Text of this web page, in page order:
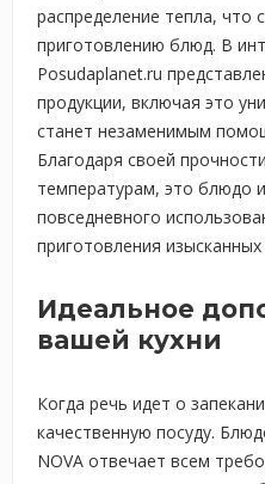
распределение тепла, что
приготовлению блюд. В
Posudaplanet.ru
продукции, включая это
станет незаменимым
Благодаря своей
температурам, это блюдо
повседневного
приготовления
Идеальное
вашей кухни
Когда речь идет о
качественную посуду.
NOVA отвечает всем